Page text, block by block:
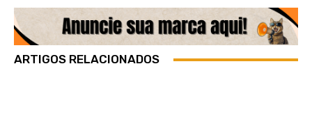
ARTIGOS RELACIONADOS